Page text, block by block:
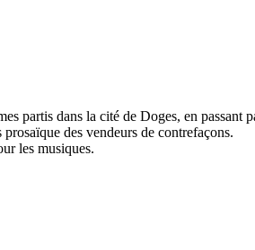
partis dans la cité de Doges, en passant
des vendeurs de contrefaçons.
les musiques.